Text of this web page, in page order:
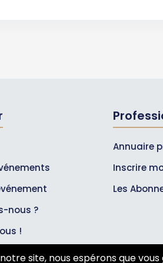
nous ?
!
Annuaire
Inscrire
Les
site, nous espérons que